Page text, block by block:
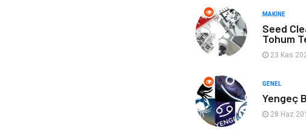
Evlilik Rehberi
Astroloji
sağlıklı beslenme
Bebek Giyim
MAKINE
Seed
Tohum
23 Kas
GENEL
Yengeç
28 Haz